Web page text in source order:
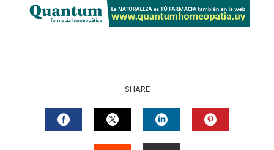
SHARE
FACEBOOKTWITTERLINKEDIN